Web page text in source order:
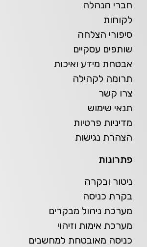
חברי הנהלה
לקוחות
סיפורי הצלחה
שותפים עסקיים
אבטחת מידע ואיכות
תרומה לקהילה
צרו קשר
תנאי שימוש
מדיניות פרטיות
הצהרת נגישות
פתרונות
ניטור ובקרה
בקרת כניסה
מערכת ניהול מבקרים
מערכת אימות וזיהוי
כניסה מאובטחת למחשבים